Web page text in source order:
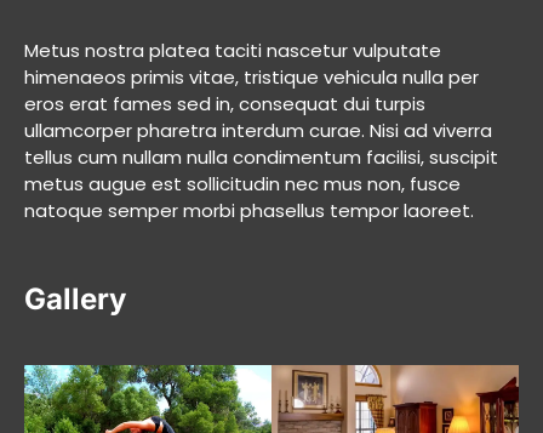
Metus nostra platea taciti nascetur vulputate
himenaeos primis vitae, tristique vehicula nulla per
eros erat fames sed in, consequat dui turpis
ullamcorper pharetra interdum curae. Nisi ad viverra
tellus cum nullam nulla condimentum facilisi, suscipit
metus augue est sollicitudin nec mus non, fusce
natoque semper morbi phasellus tempor laoreet.
Gallery